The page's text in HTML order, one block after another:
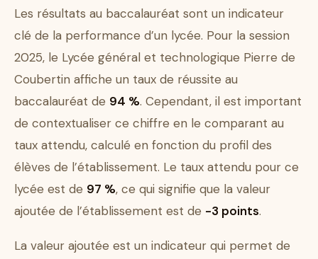
Les résultats au baccalauréat sont un indicateur
clé de la performance d’un lycée. Pour la session
2025, le Lycée général et technologique Pierre de
Coubertin affiche un taux de réussite au
baccalauréat de 94 %. Cependant, il est important
de contextualiser ce chiffre en le comparant au
taux attendu, calculé en fonction du profil des
élèves de l’établissement. Le taux attendu pour ce
lycée est de 97 %, ce qui signifie que la valeur
ajoutée de l’établissement est de -3 points.
La valeur ajoutée est un indicateur qui permet de